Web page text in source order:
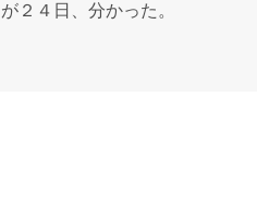
２４日、分かった。